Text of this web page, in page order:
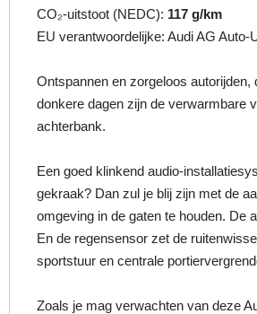
CO₂-uitstoot (NEDC): 117 g/km
EU verantwoordelijke: Audi AG
Ontspannen en zorgeloos
donkere dagen zijn de verwarmbare
achterbank.
Een goed klinkend audio-
gekraak? Dan zul je blij zijn met de
omgeving in de gaten te houden. De
En de regensensor zet de
sportstuur en centrale
Zoals je mag verwachten van deze